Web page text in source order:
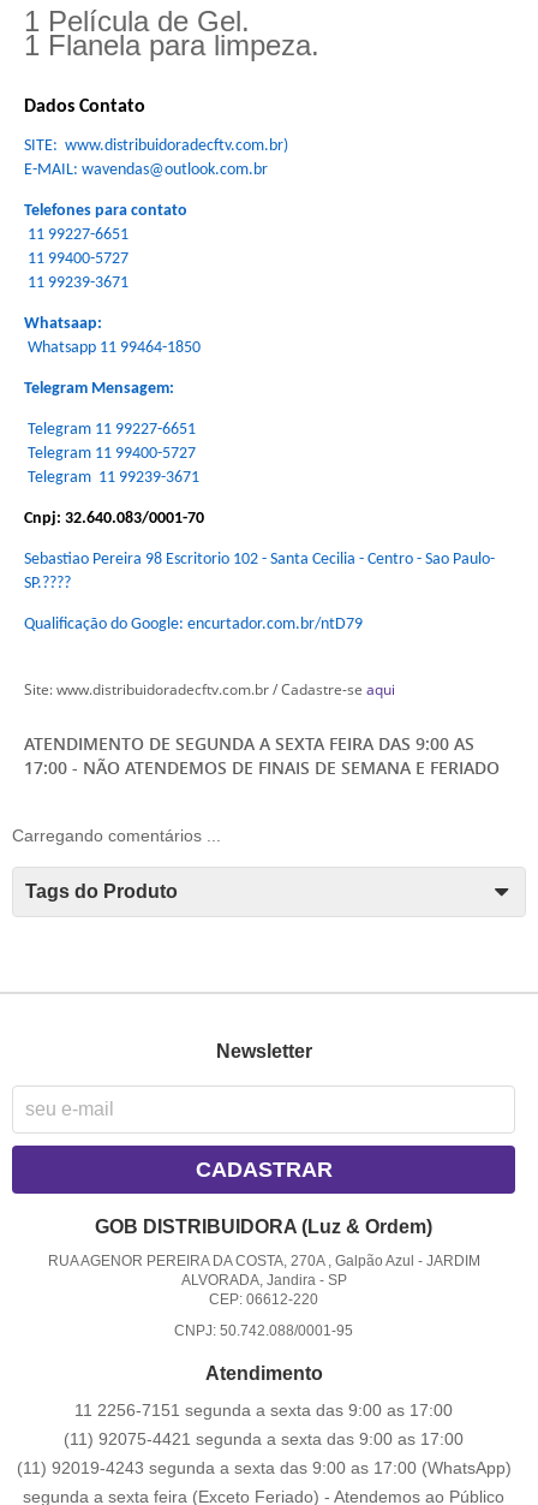
1 Película de Gel.
1 Flanela para limpeza.
Dados Contato
SITE: www.distribuidoradecftv.com.br)
E-MAIL: wavendas@outlook.com.br
Telefones para contato
11 99227-6651
11 99400-5727
11 99239-3671
Whatsaap:
Whatsapp 11 99464-1850
Telegram Mensagem:
Telegram 11 99227-6651
Telegram 11 99400-5727
Telegram 11 99239-3671
Cnpj: 32.640.083/0001-70
Sebastiao Pereira 98 Escritorio 102 - Santa Cecilia - Centro - Sao Paulo-
SP.????
Qualificação do Google: encurtador.com.br/ntD79
Site: www.distribuidoradecftv.com.br / Cadastre-se aqui
ATENDIMENTO DE SEGUNDA A SEXTA FEIRA DAS 9:00 AS
17:00 - NÃO ATENDEMOS DE FINAIS DE SEMANA E FERIADO
Carregando comentários ...
Tags do Produto
Newsletter
CADASTRAR
GOB DISTRIBUIDORA (Luz & Ordem)
RUA AGENOR PEREIRA DA COSTA, 270A , Galpão Azul - JARDIM
ALVORADA, Jandira- SP
CEP: 06612-220
CNPJ: 50.742.088/0001-95
Atendimento
11 2256-7151 segunda a sexta das 9:00 as 17:00
(11) 92075-4421 segunda a sexta das 9:00 as 17:00
(11) 92019-4243 segunda a sexta das 9:00 as 17:00 (WhatsApp)
segunda a sexta feira (Exceto Feriado) - Atendemos ao Público